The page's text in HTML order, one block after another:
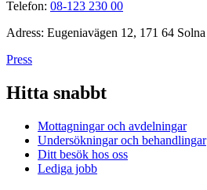
Telefon: 08-123 230 00
Adress: Eugeniavägen 12, 171 64 Solna
Press
Hitta snabbt
Mottagningar och avdelningar
Undersökningar och behandlingar
Ditt besök hos oss
Lediga jobb